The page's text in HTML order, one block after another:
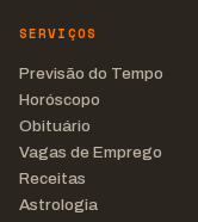
SERVIÇOS
Previsão do Tempo
Horóscopo
Obituário
Vagas de Emprego
Receitas
Astrologia